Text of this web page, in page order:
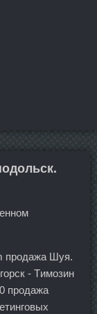
продажа Шуя.
- Tимозин
продажа